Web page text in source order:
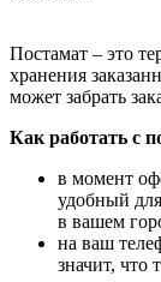
Постамат – это
хранения
может забрать
Как работать с
в момент
удобный для
в вашем
на ваш
значит, что